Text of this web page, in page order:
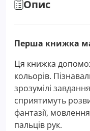
Опис
Перша книжка
Ця книжка
кольорів.
зрозумілі
сприятимуть
фантазії,
пальців рук.